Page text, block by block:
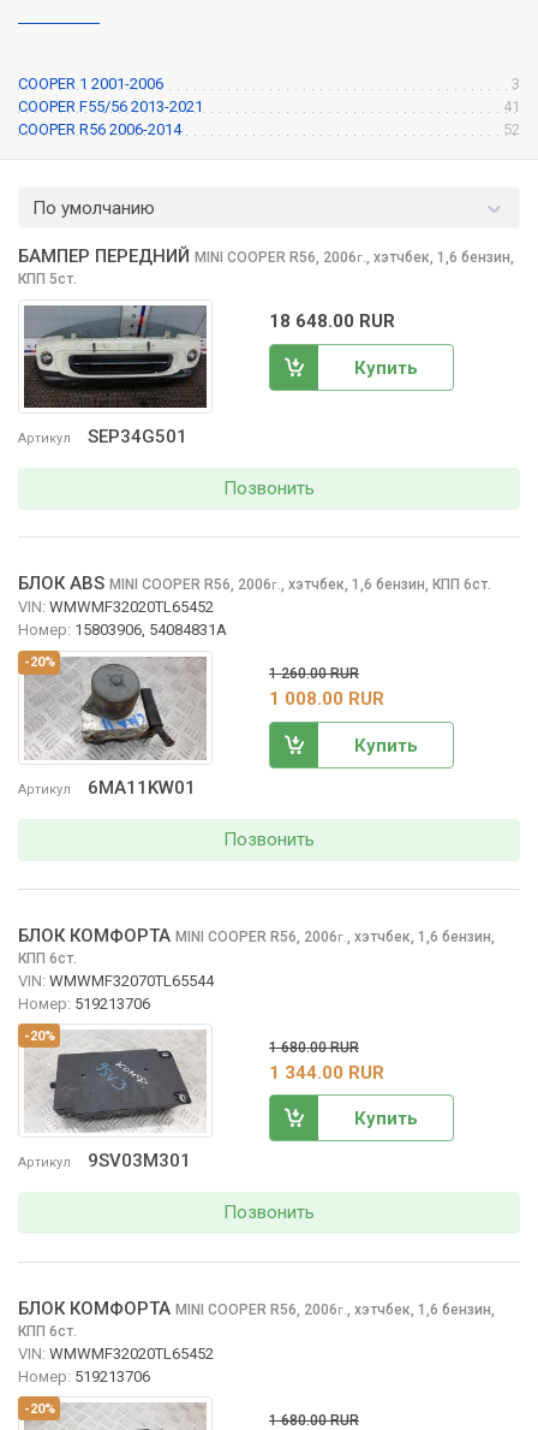
COOPER 1 2001-2006
3
COOPER F55/56 2013-2021
41
COOPER R56 2006-2014
52
По умолчанию
Артикул SEP34G501
БАМПЕР ПЕРЕДНИЙ MINI COOPER R56, 2006г., хэтчбек, 1,6 бензин,
КПП 5ст.
18 648.00 RUR
Купить
Позвонить
-20%
Артикул 6MA11KW01
БЛОК ABS MINI COOPER R56, 2006г., хэтчбек, 1,6 бензин, КПП 6ст.
VIN: WMWMF32020TL65452
Номер: 15803906, 54084831A
1 260.00 RUR
1 008.00 RUR
Купить
Позвонить
-20%
Артикул 9SV03M301
БЛОК КОМФОРТА MINI COOPER R56, 2006г.
хэтчбек, 1,6 бензин,
КПП 6ст.
VIN: WMWMF32070TL65544
Номер: 519213706
1 680.00 RUR
1 344.00 RUR
Купить
Позвонить
-20%
БЛОК КОМФОРТА MINI COOPER R56, 2006г.
хэтчбек, 1,6 бензин,
КПП 6ст.
VIN: WMWMF32020TL65452
Номер: 519213706
1 680.00 RUR